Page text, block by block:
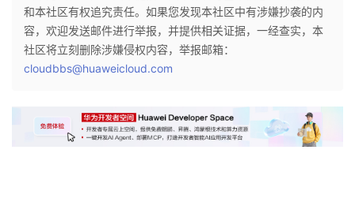
藏
和本社区有权追究责任。如果您发现本社区中有涉嫌抄袭的内
容，欢迎发送邮件进行举报，并提供相关证据，一经查实，本
社区将立刻删除涉嫌侵权内容，举报邮箱：
cloudbbs@huaweicloud.com